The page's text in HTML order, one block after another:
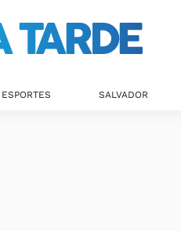
ESPORTES SALVADOR